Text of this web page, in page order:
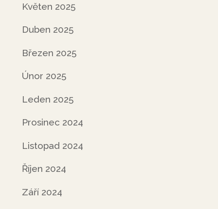
Květen 2025
Duben 2025
Březen 2025
Únor 2025
Leden 2025
Prosinec 2024
Listopad 2024
Říjen 2024
Září 2024